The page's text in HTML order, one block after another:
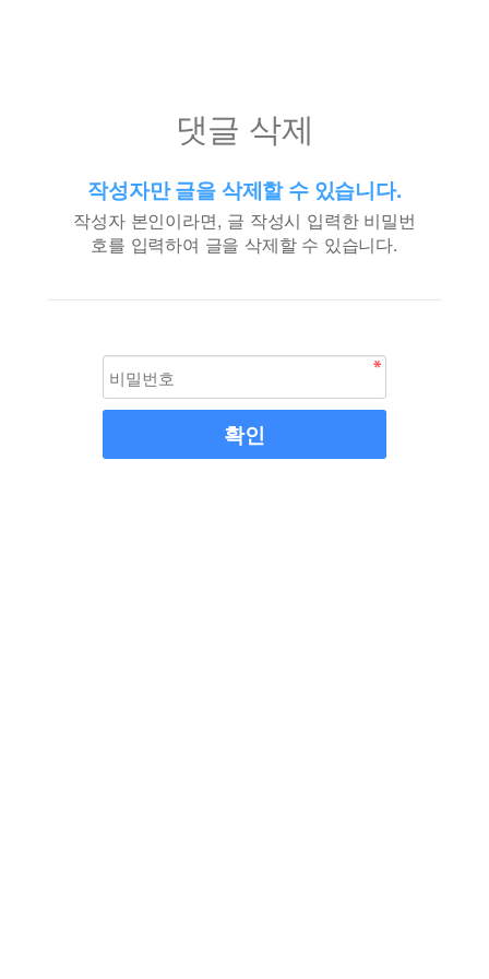
댓글 삭제
작성자만 글을 삭제할 수 있습니다.
작성자 본인이라면, 글 작성시 입력한 비밀번
호를 입력하여 글을 삭제할 수 있습니다.